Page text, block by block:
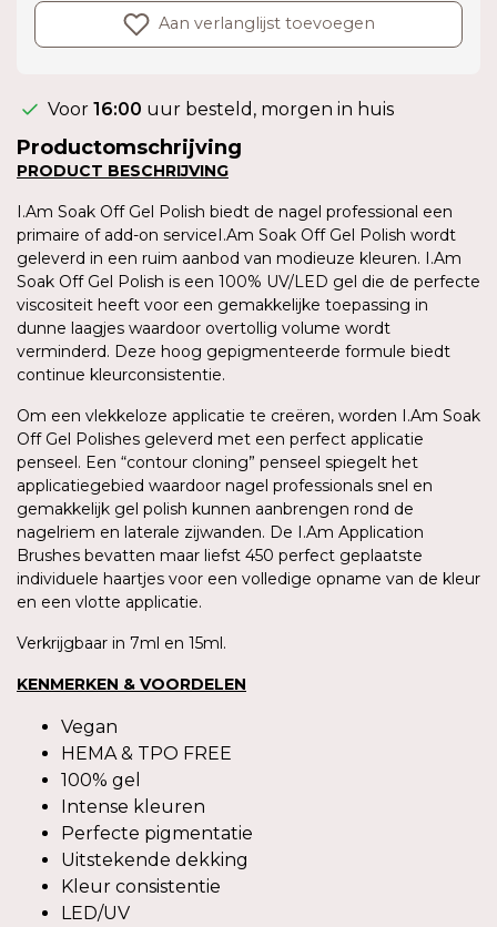
Aan verlanglijst toevoegen
Voor 16:00 uur besteld, morgen in huis
Productomschrijving
PRODUCT BESCHRIJVING
I.Am Soak Off Gel Polish biedt de nagel professional een
primaire of add-on serviceI.Am Soak Off Gel Polish wordt
geleverd in een ruim aanbod van modieuze kleuren. I.Am
Soak Off Gel Polish is een 100% UV/LED gel die de perfecte
viscositeit heeft voor een gemakkelijke toepassing in
dunne laagjes waardoor overtollig volume wordt
verminderd. Deze hoog gepigmenteerde formule biedt
continue kleurconsistentie.
Om een vlekkeloze applicatie te creëren, worden I.Am Soak
Off Gel Polishes geleverd met een perfect applicatie
penseel. Een “contour cloning” penseel spiegelt het
applicatiegebied waardoor nagel professionals snel en
gemakkelijk gel polish kunnen aanbrengen rond de
nagelriem en laterale zijwanden. De I.Am Application
Brushes bevatten maar liefst 450 perfect geplaatste
individuele haartjes voor een volledige opname van de kleur
en een vlotte applicatie.
Verkrijgbaar in 7ml en 15ml.
KENMERKEN & VOORDELEN
Vegan
HEMA & TPO FREE
100% gel
Intense kleuren
Perfecte pigmentatie
Uitstekende dekking
Kleur consistentie
LED/UV